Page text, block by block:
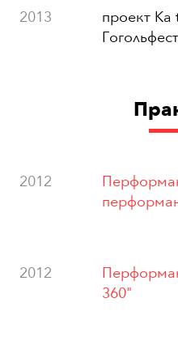
2013
проект Ka
2012
2012
360"